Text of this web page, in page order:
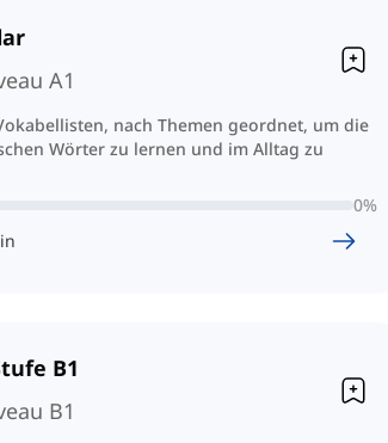
A1
nach Themen geordnet, um die
Wörter zu lernen und im Alltag zu
0%
B1
B1